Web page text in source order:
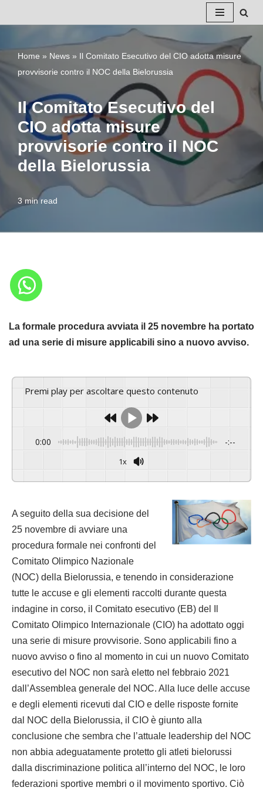
al
Home » News » Il Comitato Esecutivo del CIO adotta misure
provvisorie contro il NOC della Bielorussia
Il Comitato Esecutivo del
CIO adotta misure
provvisorie contro il NOC
della Bielorussia
3 min read
La formale procedura avviata il 25 novembre ha portato
ad una serie di misure applicabili sino a nuovo avviso.
Premi play per ascoltare questo contenuto
0:00 -:--
1x
A seguito della sua decisione del
25 novembre di avviare una
procedura formale nei confronti del
Comitato Olimpico Nazionale
(NOC) della Bielorussia, e tenendo in considerazione
tutte le accuse e gli elementi raccolti durante questa
indagine in corso, il Comitato esecutivo (EB) del Il
Comitato Olimpico Internazionale (CIO) ha adottato oggi
una serie di misure provvisorie. Sono applicabili fino a
nuovo avviso o fino al momento in cui un nuovo Comitato
esecutivo del NOC non sarà eletto nel febbraio 2021
dall’Assemblea generale del NOC. Alla luce delle accuse
e degli elementi ricevuti dal CIO e delle risposte fornite
dal NOC della Bielorussia, il CIO è giunto alla
conclusione che sembra che l’attuale leadership del NOC
non abbia adeguatamente protetto gli atleti bielorussi
dalla discriminazione politica all’interno del NOC, le loro
federazioni sportive membri o il movimento sportivo. Ciò